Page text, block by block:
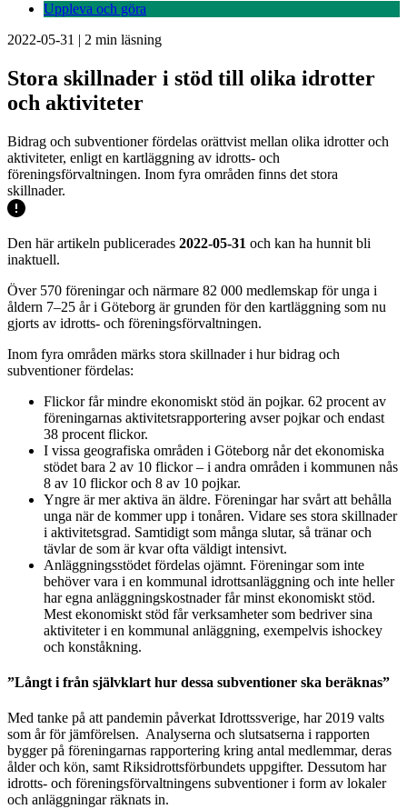
Uppleva och göra
2022-05-31 | 2 min läsning
Stora skillnader i stöd till olika idrotter
och aktiviteter
Bidrag och subventioner fördelas orättvist mellan olika idrotter och
aktiviteter, enligt en kartläggning av idrotts- och
föreningsförvaltningen. Inom fyra områden finns det stora
skillnader.
Den här artikeln publicerades 2022-05-31 och kan ha hunnit bli
inaktuell.
Över 570 föreningar och närmare 82 000 medlemskap för unga i
åldern 7–25 år i Göteborg är grunden för den kartläggning som nu
gjorts av idrotts- och föreningsförvaltningen.
Inom fyra områden märks stora skillnader i hur bidrag och
subventioner fördelas:
Flickor får mindre ekonomiskt stöd än pojkar. 62 procent av
föreningarnas aktivitetsrapportering avser pojkar och endast
38 procent flickor.
I vissa geografiska områden i Göteborg når det ekonomiska
stödet bara 2 av 10 flickor – i andra områden i kommunen nås
8 av 10 flickor och 8 av 10 pojkar.
Yngre är mer aktiva än äldre. Föreningar har svårt att behålla
unga när de kommer upp i tonåren. Vidare ses stora skillnader
i aktivitetsgrad. Samtidigt som många slutar, så tränar och
tävlar de som är kvar ofta väldigt intensivt.
Anläggningsstödet fördelas ojämnt. Föreningar som inte
behöver vara i en kommunal idrottsanläggning och inte heller
har egna anläggningskostnader får minst ekonomiskt stöd.
Mest ekonomiskt stöd får verksamheter som bedriver sina
aktiviteter i en kommunal anläggning, exempelvis ishockey
och konståkning.
”Långt i från självklart hur dessa subventioner ska beräknas”
Med tanke på att pandemin påverkat Idrottssverige, har 2019 valts
som år för jämförelsen. Analyserna och slutsatserna i rapporten
bygger på föreningarnas rapportering kring antal medlemmar, deras
ålder och kön, samt Riksidrottsförbundets uppgifter. Dessutom har
idrotts- och föreningsförvaltningens subventioner i form av lokaler
och anläggningar räknats in.